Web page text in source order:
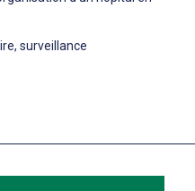
surveillance